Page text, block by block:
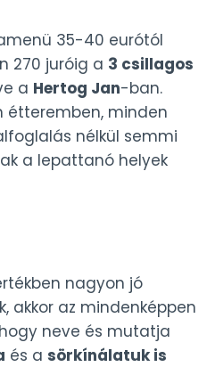
35-40 eurótól
270 juróig a 3 csillagos
a Hertog Jan-ban.
étteremben, minden
nélkül semmi
a lepattanó helyek
nagyon jó
akkor az mindenképpen
neve és mutatja
és a sörkínálatuk is